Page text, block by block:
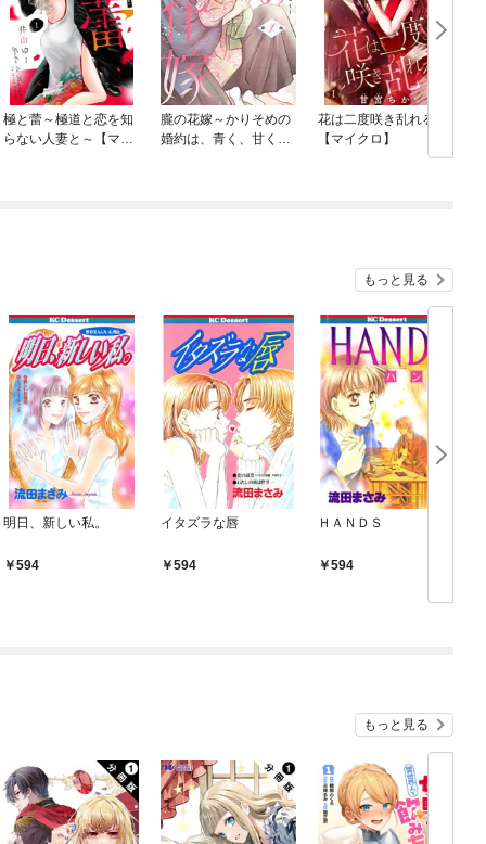
極と蕾～極道と恋を知
らない人妻と～【マイ
朧の花嫁～かりそめの
婚約は、青く、甘く～
花は二度咲き乱れる
【マイクロ】
もっと見る
明日、新しい私。
594
イタズラな唇
594
ＨＡＮＤＳ
594
もっと見る